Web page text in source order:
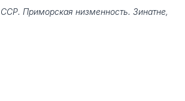
Приморская низменность. Зинатне,